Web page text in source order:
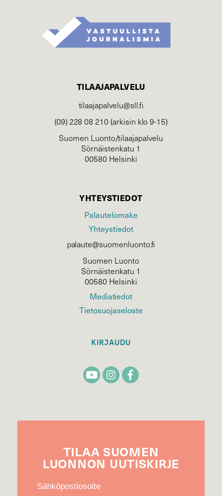
TILAAJAPALVELU
tilaajapalvelu@sll.fi
(09) 228 08 210 (arkisin klo 9-15)
Suomen Luonto/tilaajapalvelu
Sörnäistenkatu 1
00580 Helsinki
YHTEYSTIEDOT
Palautelomake
Yhteystiedot
palaute@suomenluonto.fi
Suomen Luonto
Sörnäistenkatu 1
00580 Helsinki
Mediatiedot
Tietosuojaseloste
KIRJAUDU
TILAA SUOMEN
LUONNON UUTIS­KIRJE
Sähköpostiosoite